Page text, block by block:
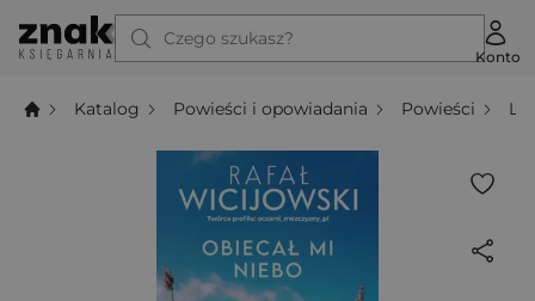
Czego szukasz?
Konto
Katalog Powieści i opowiadania Powieści